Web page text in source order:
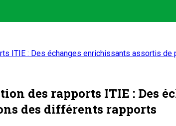
ITIE : Des échanges enrichissants assortis
des rapports ITIE : Des
des différents rapports